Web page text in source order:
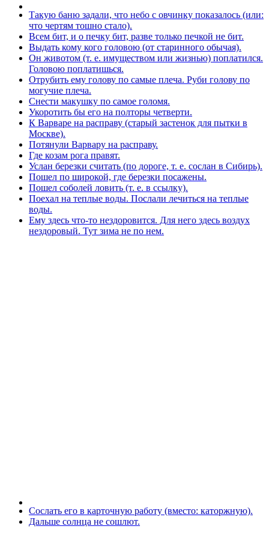
Такую баню задали, что небо с овчинку показалось (или:
что чертям тошно стало).
Всем бит, и о печку бит, разве только печкой не бит.
Выдать кому кого головою (от старинного обычая).
Он животом (т. е. имуществом или жизнью) поплатился.
Головою поплатишься.
Отрубить ему голову по самые плеча. Руби голову по
могучие плеча.
Снести макушку по самое голомя.
Укоротить бы его на полторы четверти.
К Варваре на расправу (старый застенок для пытки в
Москве).
Потянули Варвару на расправу.
Где козам рога правят.
Услан березки считать (по дороге, т. е. сослан в Сибирь).
Пошел по широкой, где березки посажены.
Пошел соболей ловить (т. е. в ссылку).
Поехал на теплые воды. Послали лечиться на теплые
воды.
Ему здесь что-то нездоровится. Для него здесь воздух
нездоровый. Тут зима не по нем.
Сослать его в карточную работу (вместо: каторжную).
Дальше солнца не сошлют.